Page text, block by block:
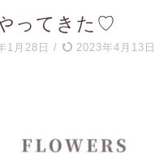
ってきた♡
1月28日 / 2023年4月13日